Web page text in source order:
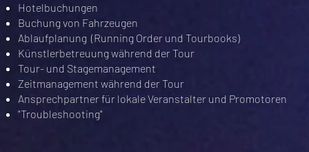
Hotelbuchungen
Buchung von Fahrzeugen
Ablaufplanung (Running Order und Tourbooks)
Künstlerbetreuung während der Tour
Tour- und Stagemanagement
Zeitmanagement während der Tour
Ansprechpartner für lokale Veranstalter und Promotoren
"Troubleshooting"